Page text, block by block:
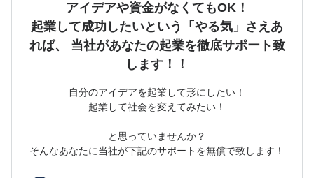
アイデアや資金がなくてもOK！
起業して成功したいという「やる気」さえあ
れば、
当社があなたの起業を徹底サポート致
します！！
自分のアイデアを起業して形にしたい！
起業して社会を変えてみたい！
と思っていませんか？
そんなあなたに当社が下記のサポートを無償で致します！